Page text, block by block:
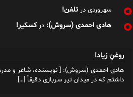
سهروردی در تلفن!
هادی احمدی (سروش): درکسکیر!
روغنِ زیاد!
داشتم که در میدان تیر سربازی دقیقاً […]